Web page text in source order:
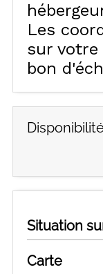
Les
sur
bon
Situation
Carte